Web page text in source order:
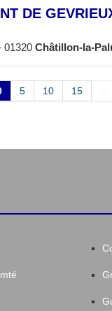
DE
01320 Châtillon-la-
5 10 15